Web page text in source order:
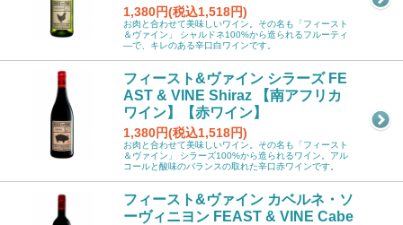
1,380円(税込1,518円)
お肉と合わせて美味しいワイン。その名も「フィースト
＆ヴァイン」 シャルドネ100%から造られるフルーティ
―で、キレのある辛口白ワインです。
フィースト&ヴァイン シラーズ FE
AST & VINE Shiraz 【南アフリカ
ワイン】【赤ワイン】
1,380円(税込1,518円)
お肉と合わせて美味しいワイン。その名も「フィースト
＆ヴァイン」 シラーズ100%から造られるワイン。アル
コールと酸味のバランスの取れた辛口赤ワインです。
フィースト&ヴァイン カベルネ・ソ
ーヴィニヨン FEAST & VINE Cabe